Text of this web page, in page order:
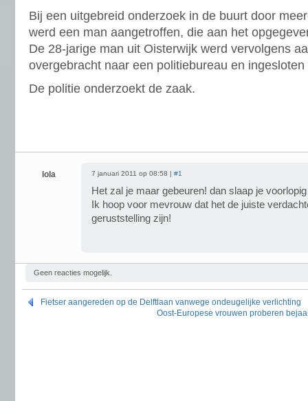
Bij een uitgebreid onderzoek in de buurt door
werd een man aangetroffen, die aan het
De 28-jarige man uit Oisterwijk werd vervolgens
overgebracht naar een politiebureau en
De politie onderzoekt de zaak.
lola 7 januari 2011 op 08:58 | #1
Het zal je maar gebeuren! dan slaap je
Ik hoop voor mevrouw dat het de juiste
geruststelling zijn!
Geen reacties mogelijk.
Fietser aangereden op de Delftlaan vanwege ondeugelijke verlichting
Oost-Europese vrouwen proberen